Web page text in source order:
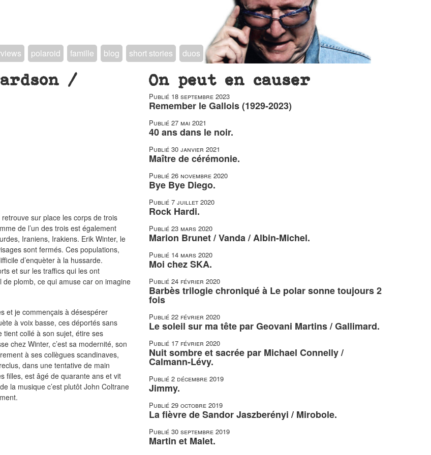
polaroid famille blog short stories duos
/
sur place les corps de trois
de l’un des trois est également
Iraniens, Irakiens. Erik Winter, le
sont fermés. Ces populations,
d’enquèter à la hussarde.
et sur les traffics qui les ont
de plomb, ce qui amuse car on imagine
et je commençais à désespérer
à voix basse, ces déportés sans
tient collé à son sujet, étire ses
chez Winter, c’est sa modernité, son
à ses collègues scandinaves,
dans une tentative de main
filles, est âgé de quarante ans et vit
la musique c’est plutôt John Coltrane
On peut en causer
Publié 18 septembre 2023
Remember le Gallois (1929-2023)
Publié 27 mai 2021
40 ans dans le noir.
Publié 30 janvier 2021
Maître de cérémonie.
Publié 26 novembre 2020
Bye Bye Diego.
Publié 7 juillet 2020
Rock Hardi.
Publié 23 mars 2020
Marion Brunet / Vanda / Albin-Michel.
Publié 14 mars 2020
Moi chez SKA.
Publié 24 février 2020
Barbès trilogie chroniqué à Le polar sonne toujours 2
fois
Publié 22 février 2020
Le soleil sur ma tête par Geovani Martins / Gallimard.
Publié 17 février 2020
Nuit sombre et sacrée par Michael Connelly /
Calmann-Lévy.
Publié 2 décembre 2019
Jimmy.
Publié 29 octobre 2019
La fièvre de Sandor Jaszberényi / Mirobole.
Publié 30 septembre 2019
Martin et Malet.